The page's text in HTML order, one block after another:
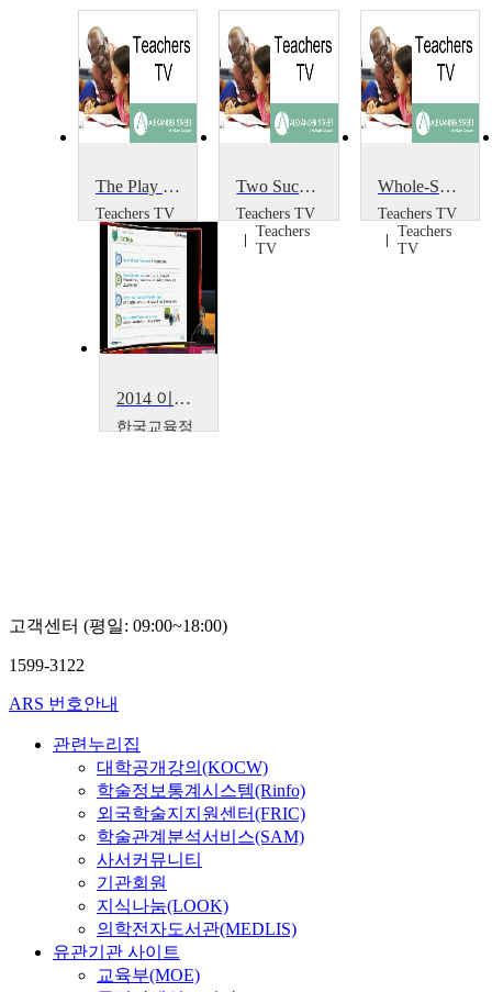
The Play Project
Teachers TV
Teachers
TV
Two Successful Projects
Teachers TV
Teachers
TV
Whole-School Portrait Project
Teachers TV
Teachers
TV
2014 이러닝 국제 콘퍼런스 : What is the Lessons from Education Support Project~
한국교육정
고객센터 (평일: 09:00~18:00)
1599-3122
ARS 번호안내
관련누리집
대학공개강의(KOCW)
학술정보통계시스템(Rinfo)
외국학술지지원센터(FRIC)
학술관계분석서비스(SAM)
사서커뮤니티
기관회원
지식나눔(LOOK)
의학전자도서관(MEDLIS)
유관기관 사이트
교육부(MOE)